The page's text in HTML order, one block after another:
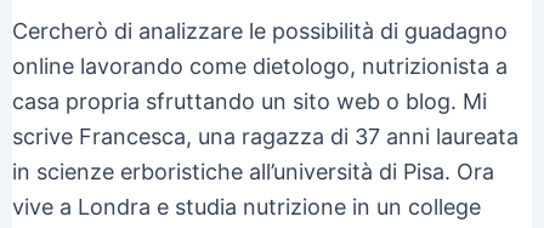
Cercherò di analizzare le possibilità di guadagno
online lavorando come dietologo, nutrizionista a
casa propria sfruttando un sito web o blog. Mi
scrive Francesca, una ragazza di 37 anni laureata
in scienze erboristiche all’università di Pisa. Ora
vive a Londra e studia nutrizione in un college